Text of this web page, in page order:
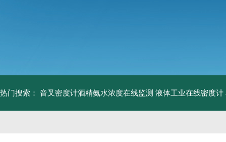
热门搜索： 音叉密度计酒精氨水浓度在线监测 液体工业在线密度计